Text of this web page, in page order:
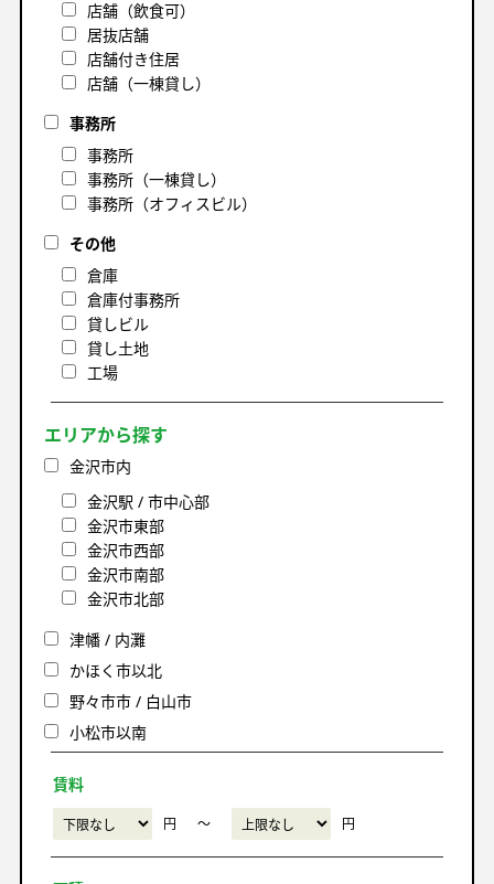
店舗（飲食可）
居抜店舗
店舗付き住居
店舗（一棟貸し）
事務所
事務所
事務所（一棟貸し）
事務所（オフィスビル）
その他
倉庫
倉庫付事務所
貸しビル
貸し土地
工場
エリアから探す
金沢市内
金沢駅 / 市中心部
金沢市東部
金沢市西部
金沢市南部
金沢市北部
津幡 / 内灘
かほく市以北
野々市市 / 白山市
小松市以南
賃料
円 〜 円